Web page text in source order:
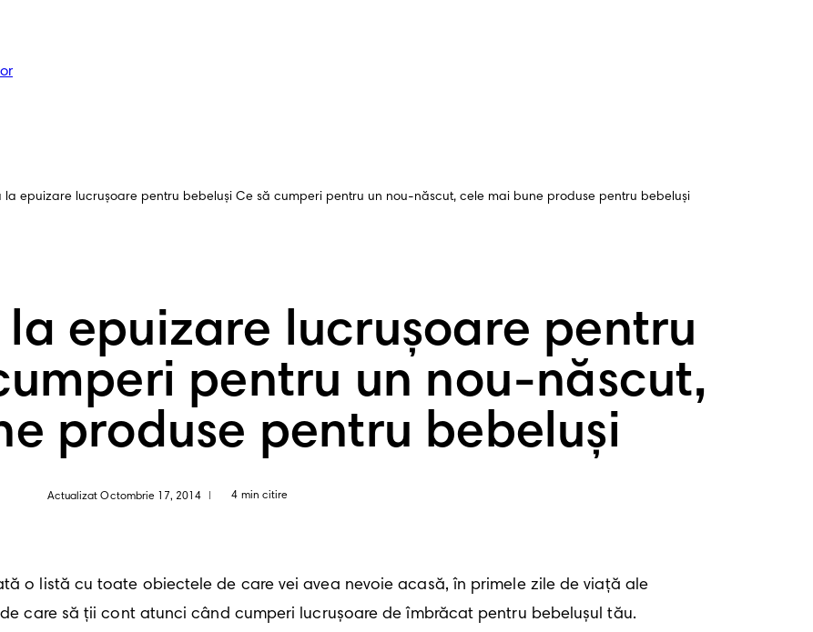
epuizare lucrușoare pentru bebeluși Ce să cumperi pentru un nou-născut, cele mai bune produse pentru bebeluși
epuizare lucrușoare pentru
pentru un nou-născut,
produse pentru bebeluși
Actualizat Octombrie 17, 2014 4 min citire
o listă cu toate obiectele de care vei avea nevoie acasă, în primele zile de viață ale
care să ții cont atunci când cumperi lucrușoare de îmbrăcat pentru bebelușul tău.